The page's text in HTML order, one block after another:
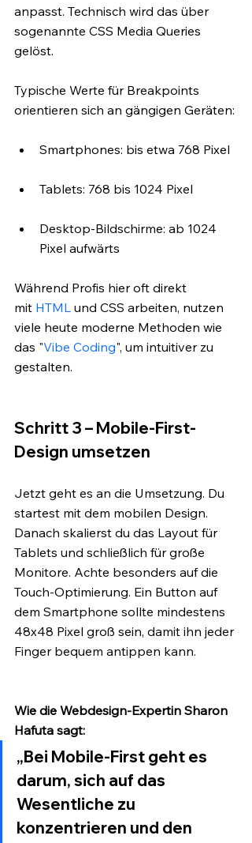
anpasst. Technisch wird das über
sogenannte CSS Media Queries
gelöst.
Typische Werte für Breakpoints
orientieren sich an gängigen Geräten:
Smartphones: bis etwa 768 Pixel
Tablets: 768 bis 1024 Pixel
Desktop-Bildschirme: ab 1024
Pixel aufwärts
Während Profis hier oft direkt
mit HTML und CSS arbeiten, nutzen
viele heute moderne Methoden wie
das "Vibe Coding", um intuitiver zu
gestalten.
Schritt 3 – Mobile-First-
Design umsetzen
Jetzt geht es an die Umsetzung. Du
startest mit dem mobilen Design.
Danach skalierst du das Layout für
Tablets und schließlich für große
Monitore. Achte besonders auf die
Touch-Optimierung. Ein Button auf
dem Smartphone sollte mindestens
48x48 Pixel groß sein, damit ihn jeder
Finger bequem antippen kann.
Wie die Webdesign-Expertin Sharon
Hafuta sagt:
„Bei Mobile-First geht es
darum, sich auf das
Wesentliche zu
konzentrieren und den